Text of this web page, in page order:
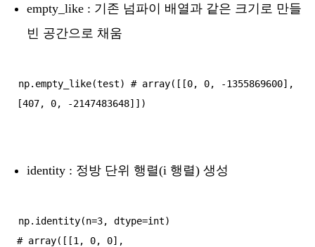
empty_like : 기존 넘파이 배열과 같은 크기로 만들
빈 공간으로 채움
np.empty_like(test) # array([[0, 0, -1355869600],
identity : 정방 단위 행렬(i 행렬) 생성
np.identity(n=3, dtype=int)
# array([[1, 0, 0],